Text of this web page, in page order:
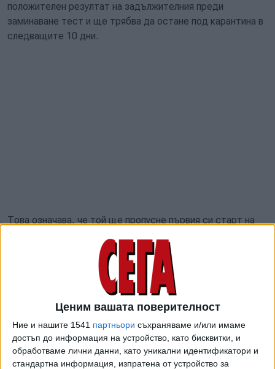
Ценим вашата поверителност
Ние и нашите 1541 партньори съхраняваме и/или имаме
достъп до информация на устройство, като бисквитки, и
обработваме лични данни, като уникални идентификатори и
стандартна информация, изпратена от устройство за
положителен резултат на задължителния преди
заминаване тест и ще трябва да остане под карантина в
следващите 10 дни.
Това означава, че той ще пропусне първия си старт на
стил), който ще е на 6 февруари. Останалите две
състезания, на които българинът има право да участва
са спринтът на 8 февруари и 15 км класически стил на
който ще даде след 10 дни - на 7 февруари, съобщи
генералният секретар на БОК Белчо Горанов. Дори и да
успее да замине на 7-и обаче, пак не е съвсем сигурно